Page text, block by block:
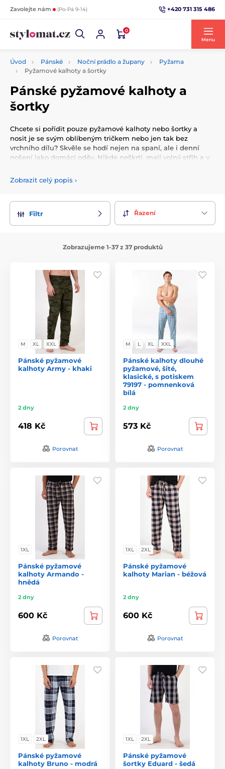
Zavolejte nám (Po-Pá 9-14) +420 731 315 486
0
Menu
Úvod Pánské Noční prádlo a župany
Pyžama
Pyžamové kalhoty a šortky
Pánské pyžamové kalhoty a
šortky
Chcete si pořídit pouze pyžamové kalhoty nebo šortky a
nosit je se svým oblíbeným tričkem nebo jen tak bez
vrchního dílu? Skvěle se hodí nejen na spaní, ale i denní
nošení jako domácí oděv. Nikde neškrtí, mají volný střih a v
Zobrazit celý popis ›
Filtr Řazení
Zobrazujeme 1-37 z 37 produktů
M XL XXL
Pánské pyžamové
kalhoty Army - khaki
2 dny
418 Kč
Porovnat
M L XL XXL
Pánské kalhoty dlouhé
pyžamové, šité,
klasické, s potiskem
79197 - pomnenková
bílá
2 dny
573 Kč
Porovnat
1XL
Pánské pyžamové
kalhoty Armando -
hnědá
2 dny
600 Kč
Porovnat
1XL 2XL
Pánské pyžamové
kalhoty Marian - béžová
2 dny
600 Kč
Porovnat
1XL 2XL
Pánské pyžamové
kalhoty Bruno - modrá
1XL 2XL
Pánské pyžamové
šortky Eduard - šedá